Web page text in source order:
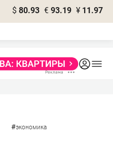
$ 80.93 € 93.19 ¥ 11.97
#экономика